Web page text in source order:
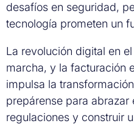
desafíos en seguridad,
tecnología prometen un
La revolución digital en
marcha, y la facturación
impulsa la
prepárense para
regulaciones y construir